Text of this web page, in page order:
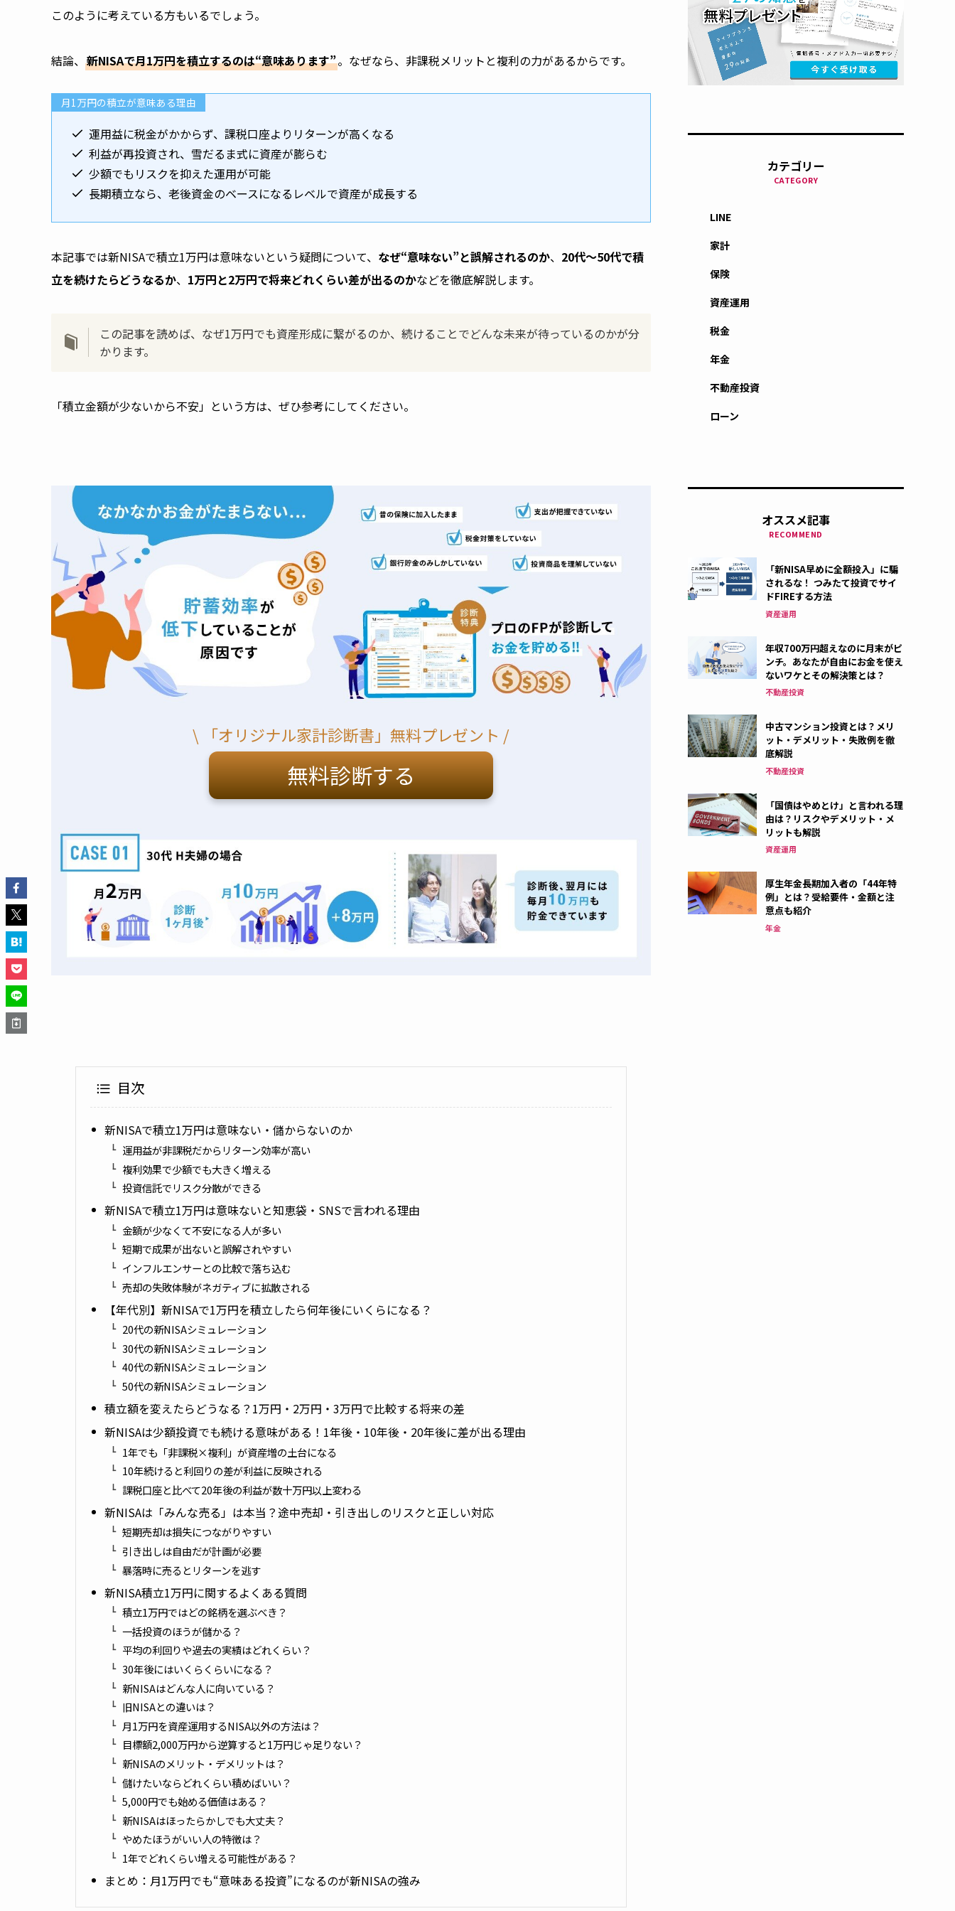
このように考えている方もいるでしょう。
結論、 新NISAで月1万円を積立するのは“意味あります”。なぜなら、非課税メリットと複利の力があるからです。
月1万円の積立が意味ある理由
運用益に税金がかからず、課税口座よりリターンが高くなる
利益が再投資され、雪だるま式に資産が膨らむ
少額でもリスクを抑えた運用が可能
長期積立なら、老後資金のベースになるレベルで資産が成長する
本記事では新NISAで積立1万円は意味ないという疑問について、 なぜ“意味ない”と誤解されるのか、 20代〜50代で積
立を続けたらどうなるか、 1万円と2万円で将来どれくらい差が出るのかなどを徹底解説します。
この記事を読めば、なぜ1万円でも資産形成に繋がるのか、続けることでどんな未来が待っているのかが分
かります。
「積立金額が少ないから不安」という方は、ぜひ参考にしてください。
\ 「オリジナル家計診断書」無料プレゼント /
無料診断する
目次
新NISAで積立1万円は意味ない・儲からないのか
運用益が非課税だからリターン効率が高い
複利効果で少額でも大きく増える
投資信託でリスク分散ができる
新NISAで積立1万円は意味ないと知恵袋・SNSで言われる理由
金額が少なくて不安になる人が多い
短期で成果が出ないと誤解されやすい
インフルエンサーとの比較で落ち込む
売却の失敗体験がネガティブに拡散される
【年代別】新NISAで1万円を積立したら何年後にいくらになる？
20代の新NISAシミュレーション
30代の新NISAシミュレーション
40代の新NISAシミュレーション
50代の新NISAシミュレーション
積立額を変えたらどうなる？1万円・2万円・3万円で比較する将来の差
新NISAは少額投資でも続ける意味がある！1年後・10年後・20年後に差が出る理由
1年でも「非課税×複利」が資産増の土台になる
10年続けると利回りの差が利益に反映される
課税口座と比べて20年後の利益が数十万円以上変わる
新NISAは「みんな売る」は本当？途中売却・引き出しのリスクと正しい対応
短期売却は損失につながりやすい
引き出しは自由だが計画が必要
暴落時に売るとリターンを逃す
新NISA積立1万円に関するよくある質問
積立1万円ではどの銘柄を選ぶべき？
一括投資のほうが儲かる？
平均の利回りや過去の実績はどれくらい？
30年後にはいくらくらいになる？
新NISAはどんな人に向いている？
旧NISAとの違いは？
月1万円を資産運用するNISA以外の方法は？
目標額2,000万円から逆算すると1万円じゃ足りない？
新NISAのメリット・デメリットは？
儲けたいならどれくらい積めばいい？
5,000円でも始める価値はある？
新NISAはほったらかしでも大丈夫？
やめたほうがいい人の特徴は？
1年でどれくらい増える可能性がある？
まとめ：月1万円でも“意味ある投資”になるのが新NISAの強み
カテゴリー
CATEGORY
LINE
家計
保険
資産運用
税金
年金
不動産投資
ローン
オススメ記事
RECOMMEND
「新NISA早めに全額投入」に騙
されるな！ つみたて投資でサイ
ドFIREする方法
資産運用
年収700万円超えなのに月末がピ
ンチ。あなたが自由にお金を使え
ないワケとその解決策とは？
不動産投資
中古マンション投資とは？メリ
ット・デメリット・失敗例を徹
底解説
不動産投資
「国債はやめとけ」と言われる理
由は？リスクやデメリット・メ
リットも解説
資産運用
厚生年金長期加入者の「44年特
例」とは？受給要件・金額と注
意点も紹介
年金